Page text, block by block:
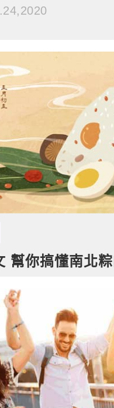
幫你搞懂南北